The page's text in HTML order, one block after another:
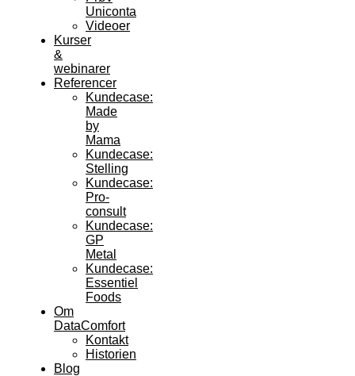
Uniconta
Videoer
Kurser
&
webinarer
Referencer
Kundecase:
Made
by
Mama
Kundecase:
Stelling
Kundecase:
Pro-
consult
Kundecase:
GP
Metal
Kundecase:
Essentiel
Foods
Om
DataComfort
Kontakt
Historien
Blog